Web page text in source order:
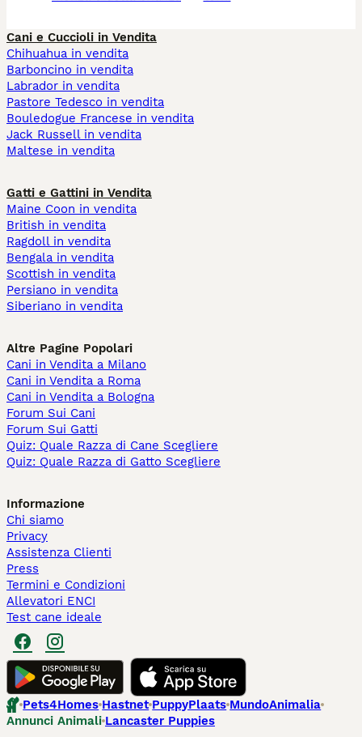
Cani e Cuccioli in Vendita
Chihuahua in vendita
Barboncino in vendita
Labrador in vendita
Pastore Tedesco in vendita
Bouledogue Francese in vendita
Jack Russell in vendita
Maltese in vendita
Gatti e Gattini in Vendita
Maine Coon in vendita
British in vendita
Ragdoll in vendita
Bengala in vendita
Scottish in vendita
Persiano in vendita
Siberiano in vendita
Altre Pagine Popolari
Cani in Vendita a Milano
Cani in Vendita a Roma
Cani in Vendita a Bologna
Forum Sui Cani
Forum Sui Gatti
Quiz: Quale Razza di Cane Scegliere
Quiz: Quale Razza di Gatto Scegliere
Informazione
Chi siamo
Privacy
Assistenza Clienti
Press
Termini e Condizioni
Allevatori ENCI
Test cane ideale
Pets4Homes Hastnet PuppyPlaats MundoAnimalia
Annunci Animali Lancaster Puppies